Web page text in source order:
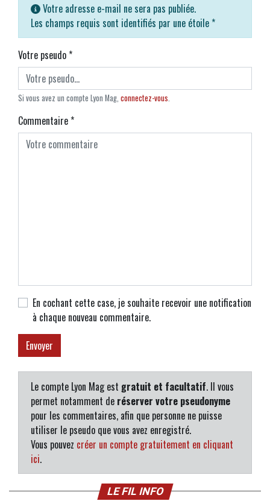
Votre adresse e-mail ne sera pas publiée.
Les champs requis sont identifiés par une étoile *
Votre pseudo*
Si vous avez un compte Lyon Mag, connectez-vous.
Commentaire*
En cochant cette case, je souhaite recevoir une notification
à chaque nouveau commentaire.
Le compte Lyon Mag est gratuit et facultatif. Il vous
permet notamment de réserver votre pseudonyme
pour les commentaires, afin que personne ne puisse
utiliser le pseudo que vous avez enregistré.
Vous pouvez créer un compte gratuitement en cliquant
ici.
LE FIL INFO